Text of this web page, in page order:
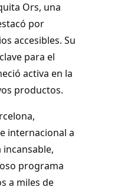
Ors, una
por
accesibles. Su
para el
activa en la
productos.
internacional a
programa
a miles de